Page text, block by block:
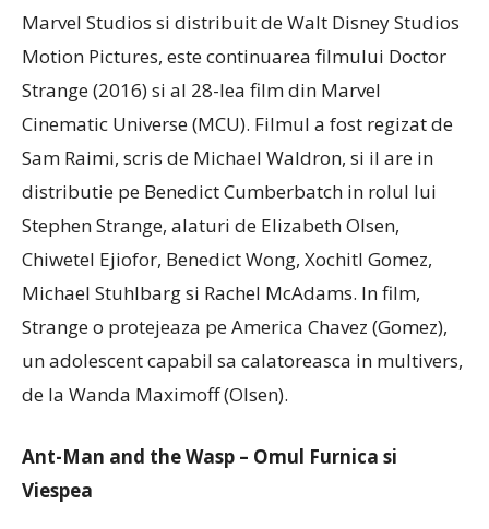
Marvel Studios si distribuit de Walt Disney Studios
Motion Pictures, este continuarea filmului Doctor
Strange (2016) si al 28-lea film din Marvel
Cinematic Universe (MCU). Filmul a fost regizat de
Sam Raimi, scris de Michael Waldron, si il are in
distributie pe Benedict Cumberbatch in rolul lui
Stephen Strange, alaturi de Elizabeth Olsen,
Chiwetel Ejiofor, Benedict Wong, Xochitl Gomez,
Michael Stuhlbarg si Rachel McAdams. In film,
Strange o protejeaza pe America Chavez (Gomez),
un adolescent capabil sa calatoreasca in multivers,
de la Wanda Maximoff (Olsen).
Ant-Man and the Wasp – Omul Furnica si
Viespea